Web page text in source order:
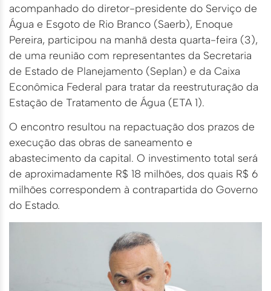
acompanhado do diretor-presidente do Serviço de
Água e Esgoto de Rio Branco (Saerb), Enoque
Pereira, participou na manhã desta quarta-feira (3),
de uma reunião com representantes da Secretaria
de Estado de Planejamento (Seplan) e da Caixa
Econômica Federal para tratar da reestruturação da
Estação de Tratamento de Água (ETA 1).
O encontro resultou na repactuação dos prazos de
execução das obras de saneamento e
abastecimento da capital. O investimento total será
de aproximadamente R$ 18 milhões, dos quais R$ 6
milhões correspondem à contrapartida do Governo
do Estado.